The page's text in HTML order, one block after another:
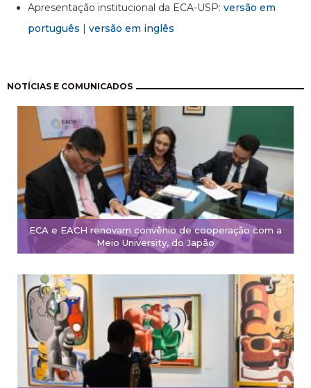
Apresentação institucional da ECA-USP: versão em
português | versão em inglês
NOTÍCIAS E COMUNICADOS
ECA e EACH renovam convênio de cooperação com a
Meio University, do Japão
Paginação